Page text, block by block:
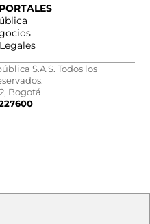
S.A.S. Todos los
Bogotá